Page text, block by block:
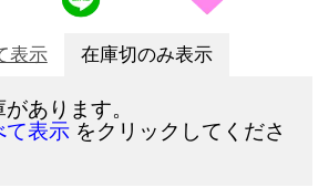
表示 在庫切のみ表示
あります。
て表示 をクリックしてくださ